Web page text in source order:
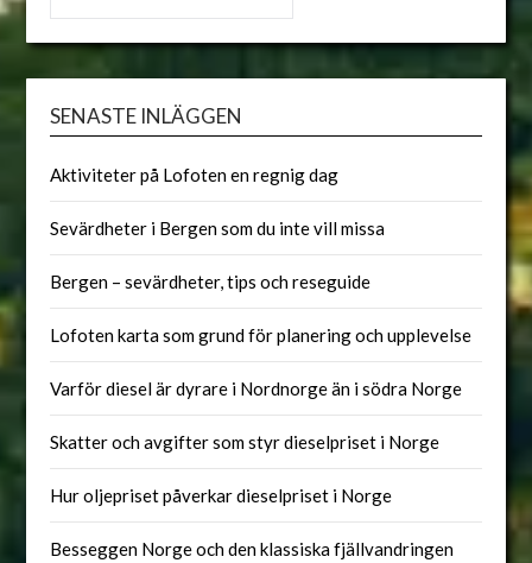
SENASTE INLÄGGEN
Aktiviteter på Lofoten en regnig dag
Sevärdheter i Bergen som du inte vill missa
Bergen – sevärdheter, tips och reseguide
Lofoten karta som grund för planering och upplevelse
Varför diesel är dyrare i Nordnorge än i södra Norge
Skatter och avgifter som styr dieselpriset i Norge
Hur oljepriset påverkar dieselpriset i Norge
Besseggen Norge och den klassiska fjällvandringen